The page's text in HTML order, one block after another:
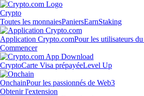
Crypto
Toutes les monnaiesPaniersEarnStaking
Application Crypto.comPour les utilisateurs
Commencer
CryptoCarte Visa prépayéeLevel Up
OnchainPour les passionnés de Web3
Obtenir l'extension